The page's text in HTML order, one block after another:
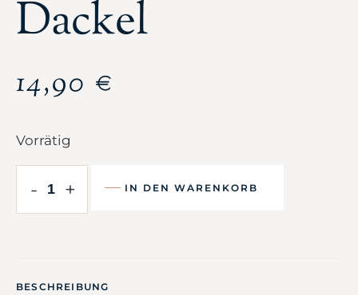
Dackel
14,90 €
Vorrätig
- + IN DEN WARENKORB
BESCHREIBUNG